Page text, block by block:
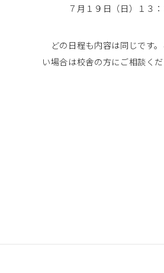
７月１９日（日）１３：
どの日程も内容は同じです
い場合は校舎の方にご相談く